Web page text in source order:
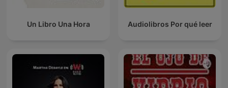
Un Libro Una Hora Audiolibros Por qué leer